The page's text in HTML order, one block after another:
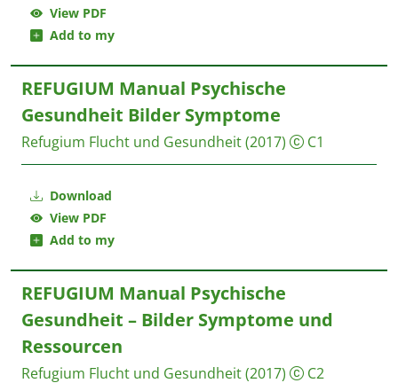
View PDF
Add to my
Download
View PDF
Add to my
REFUGIUM Manual Psychische
Gesundheit Bilder Symptome
Refugium Flucht und Gesundheit(2017) C1
REFUGIUM Manual Psychische
Gesundheit – Bilder Symptome und
Ressourcen
Refugium Flucht und Gesundheit(2017) C2